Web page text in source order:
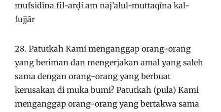
mufsidīna fil-arḍi am naj’alul-muttaqīna kal-
fujjār
28. Patutkah Kami menganggap orang-orang
yang beriman dan mengerjakan amal yang saleh
sama dengan orang-orang yang berbuat
kerusakan di muka bumi? Patutkah (pula) Kami
menganggap orang-orang yang bertakwa sama